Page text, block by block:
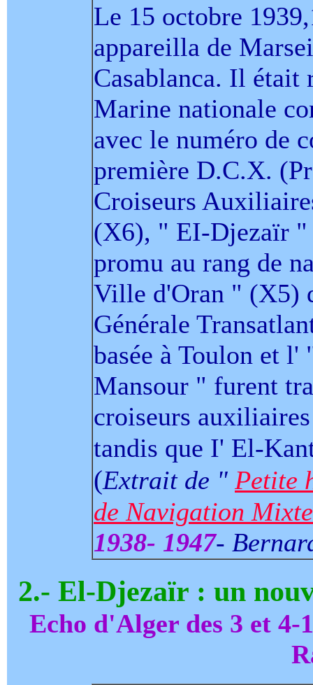
Le 15 octobre
appareilla de
Casablanca. Il était
Marine nationale
avec le numéro de
première D.C.X.
Croiseurs
(X6), " EI-Djezaïr "
promu au rang de
Ville d'Oran " (X5)
Générale
basée à Toulon et
Mansour " furent
croiseurs
tandis que I' El-
(Extrait de " Petite
de Navigation Mixte
1938- 1947-
2.- El-Djezaïr : un
Echo d'Alger des 3 et 4-